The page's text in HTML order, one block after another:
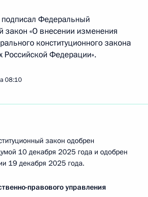
Федеральный
закон «О внесении изменения
конституционного закона
Российской Федерации».
08:10
закон одобрен
10 декабря 2025 года и одобрен
19 декабря 2025 года.
правового управления